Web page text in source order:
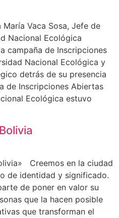
Vaca Sosa, Jefe de
Nacional Ecológica
campaña de Inscripciones
Nacional Ecológica y
detrás de su presencia
de Inscripciones Abiertas
Ecológica estuvo
Creemos en la ciudad
de identidad y significado.
de poner en valor su
que la hacen posible
que transforman el